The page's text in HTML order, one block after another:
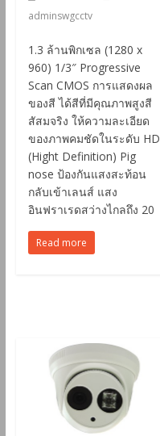
adminswgcctv
1.3 ล้านพิกเซล (1280 x
960) 1/3″ Progressive
Scan CMOS การแสดงผล
ของสี ได้สีที่มีคุณภาพสูงสี
สัสมจริง ให้ความละเอียด
ของภาพคมชัดในระดับ HD
(Hight Definition) Pig
nose ป้องกันแสงสะท้อน
กลับเข้าเลนส์ แสง
อินฟราเรดสว่างไกลถึง 20
Read more